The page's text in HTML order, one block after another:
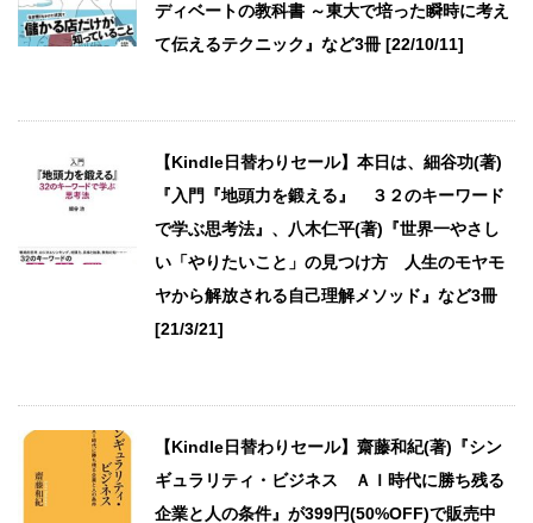
ディベートの教科書 ～東大で培った瞬時に考え
て伝えるテクニック』など3冊 [22/10/11]
【Kindle日替わりセール】本日は、細谷功(著)
『入門『地頭力を鍛える』 ３２のキーワード
で学ぶ思考法』、八木仁平(著)『世界一やさし
い「やりたいこと」の見つけ方 人生のモヤモ
ヤから解放される自己理解メソッド』など3冊
[21/3/21]
【Kindle日替わりセール】齋藤和紀(著)『シン
ギュラリティ・ビジネス ＡＩ時代に勝ち残る
企業と人の条件』が399円(50%OFF)で販売中